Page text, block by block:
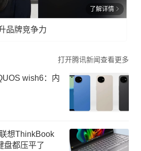
了解详情
品牌竞争力
打开腾讯新闻查看更多
wish6：内
想ThinkBook
盘都压平了